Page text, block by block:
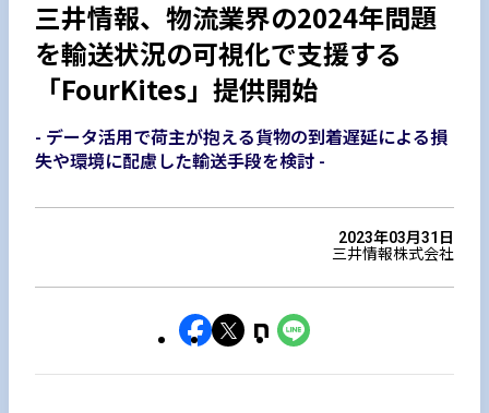
三井情報、物流業界の2024年問題
を輸送状況の可視化で支援する
「FourKites」提供開始
- データ活用で荷主が抱える貨物の到着遅延による損
失や環境に配慮した輸送手段を検討 -
2023年03月31日
三井情報株式会社